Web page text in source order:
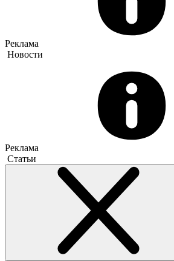
Реклама
Новости
Реклама
Статьи